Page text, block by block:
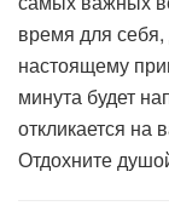
время для
настоящему
минута будет
откликается на
Отдохните